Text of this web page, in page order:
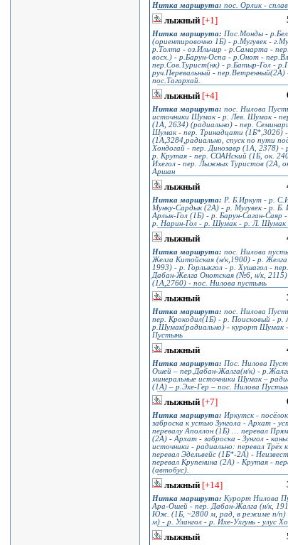
Нитка маршрута: пос. Орлик -
лыжный [+1]
Нитка маршрута: Пос.Монды -
(ориентировочно 1Б) - р.Мугувек -
р.Толта - оз.Ильчир - р.Самарта -
восх.) - р.Барун-Оспа - р.Онот -
пер.Сов.Турист(нк) - р.Батыр-Гол -
руч.Перевальный -
пос.Тагархай.
лыжный [+4]
Нитка маршрута: пос. Нилова
источники Шумак - р. Лев. Шумак -
(1А, 2634) (радиально) - пер.
Шумак - пер. Тринадцати (1Б*,3026)
(1А,3284,радиально, спуск по пути
Хондогай - пер. Динозавр (1А, 2378)
р. Крутая - пер. СОАНский (1Б, ок.
Ихегол - пер. Лыжных Туристов (2А,
Аршан
лыжный
Нитка маршрута: Р. Б.Иркут - р.
Мунку-Сардык (2А) - р. Мугувек - р.
Арлык-Гол (1Б) - р. Барун-Саган-Саяр
р. Нарин-Гол - р. Шумак - р. Л. Шумак
лыжный
Нитка маршрута: пос. Нилова
Желга Китойская (н/к,1900) - р.
1993) - р. Горлыкгол - р. Хушагол -
Дабан-Желга Онотская (№6, н/к,
(1А,2760) - пос. Нилова пустынь
лыжный
Нитка маршрута: пос. Нилова
пер. Крокодил(1Б) - р. Поисковый - р.
р.Шумак(радиально) - курорт Шумак
Пустынь
лыжный
Нитка маршрута: Пос. Нилова
Ошей – пер.Дабан-Жалга(н/к) -
минеральные источники Шумак –
(1А) – р.Эхе-Гер – пос. Нилова
лыжный [+7]
Нитка маршрута: Иркутск -
заброска к устью Зунгола - Архат -
перевалу Аполлон (1Б) … перевал
(2А) - Архат - заброска - Зунгол -
источники - радиально: перевал
перевал Эдельвейс (1Б*-2А) -
перевал Крупенина (2А) - Крутая -
(автобус).
лыжный [+14]
Нитка маршрута: Курорт Нилова
Ара-Ошей - пер. Дабан-Жалга (н/к,
Юж. (1Б, ~2800 м, рад, в режиме п/п)
м) - р. Улангол - р. Ихе-Ухгунь - улус
лыжный